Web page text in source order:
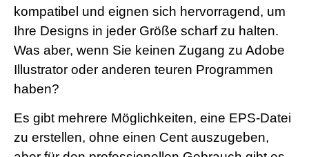
kompatibel und eignen sich hervorragend, um
Ihre Designs in jeder Größe scharf zu halten.
Was aber, wenn Sie keinen Zugang zu Adobe
Illustrator oder anderen teuren Programmen
haben?
Es gibt mehrere Möglichkeiten, eine EPS-Datei
zu erstellen, ohne einen Cent auszugeben,